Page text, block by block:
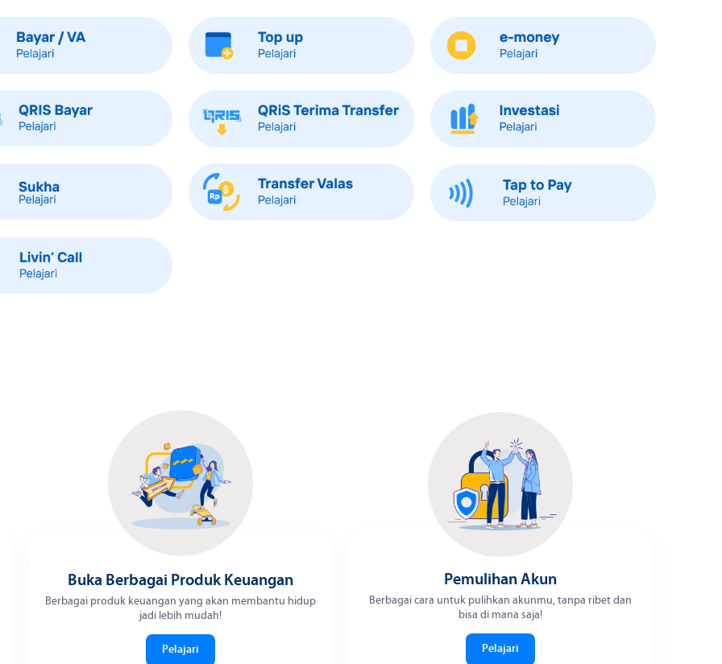
Buka Berbagai Produk Keuangan
Berbagai produk keuangan yang akan membantu hidup
jadi lebih mudah!
Pelajari
Pemulihan Akun
Berbagai cara untuk pulihkan akunmu, tanpa ribet dan
bisa di mana saja!
Pelajari